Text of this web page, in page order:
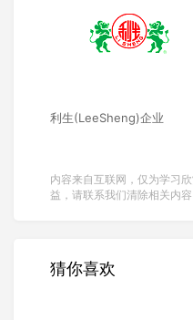
利生(LeeSheng)企业
内容来自互联网，仅为学习
益，请联系我们清除相关内容
猜你喜欢